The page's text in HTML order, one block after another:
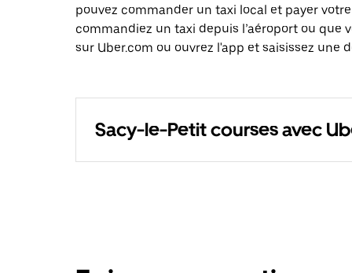
pouvez commander un taxi local et payer
commandiez un taxi depuis l’aéroport ou
sur Uber.com ou ouvrez l'app et saisissez une
Sacy-le-Petit courses avec